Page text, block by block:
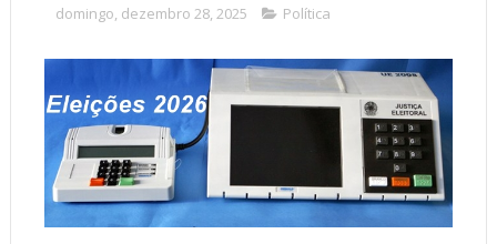
domingo, dezembro 28, 2025 Política